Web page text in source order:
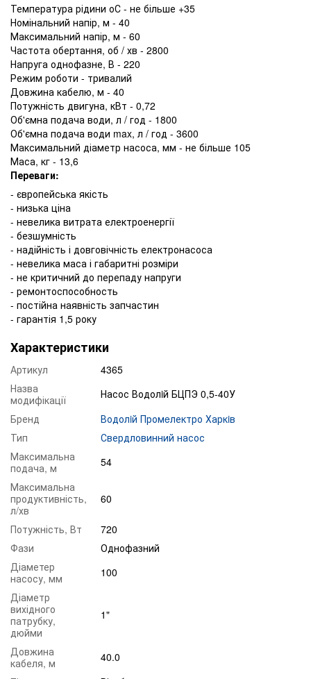
Температура рідини оС - не більше +35
Номінальний напір, м - 40
Максимальний напір, м - 60
Частота обертання, об / хв - 2800
Напруга однофазне, В - 220
Режим роботи - тривалий
Довжина кабелю, м - 40
Потужність двигуна, кВт - 0,72
Об'ємна подача води, л / год - 1800
Об'ємна подача води max, л / год - 3600
Максимальний діаметр насоса, мм - не більше 105
Маса, кг - 13,6
Переваги:
- європейська якість
- низька ціна
- невелика витрата електроенергії
- безшумність
- надійність і довговічність електронасоса
- невелика маса і габаритні розміри
- не критичний до перепаду напруги
- ремонтоспособность
- постійна наявність запчастин
- гарантія 1,5 року
Характеристики
Артикул
4365
Назва
модифікації
Насос Водолiй БЦПЭ 0,5-40У
Бренд
Водолiй Промeлектро Харкiв
Тип
Свердловинний насос
Максимальна
подача, м
54
Максимальна
продуктивність,
л/хв
60
Потужність, Вт
720
Фази
Однофазний
Діаметер
насосу, мм
100
Діаметр
вихідного
патрубку,
дюйми
1"
Довжина
кабеля, м
40.0